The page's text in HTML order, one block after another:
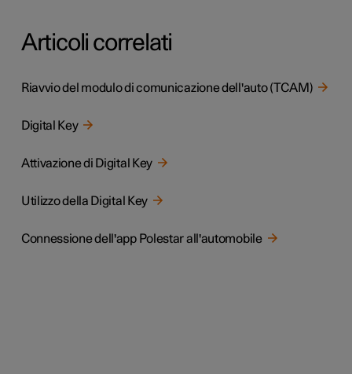
Articoli correlati
Riavvio del modulo di comunicazione dell'auto (TCAM)
Digital Key
Attivazione di Digital Key
Utilizzo della Digital Key
Connessione dell'app Polestar all'automobile